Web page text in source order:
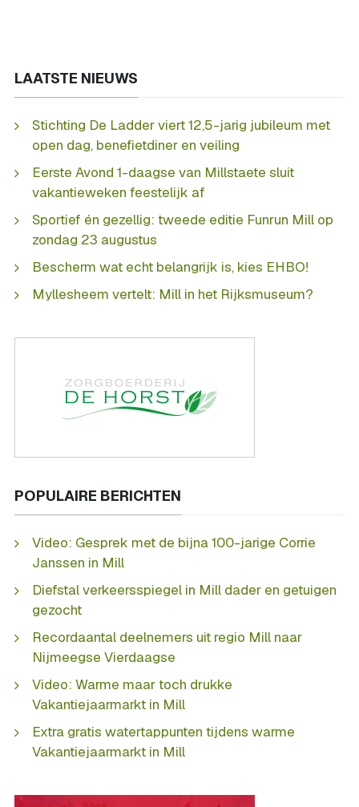
LAATSTE NIEUWS
Stichting De Ladder viert 12,5-jarig jubileum met
open dag, benefietdiner en veiling
Eerste Avond 1-daagse van Millstaete sluit
vakantieweken feestelijk af
Sportief én gezellig: tweede editie Funrun Mill op
zondag 23 augustus
Bescherm wat echt belangrijk is, kies EHBO!
Myllesheem vertelt: Mill in het Rijksmuseum?
POPULAIRE BERICHTEN
Video: Gesprek met de bijna 100-jarige Corrie
Janssen in Mill
Diefstal verkeersspiegel in Mill dader en getuigen
gezocht
Recordaantal deelnemers uit regio Mill naar
Nijmeegse Vierdaagse
Video: Warme maar toch drukke
Vakantiejaarmarkt in Mill
Extra gratis watertappunten tijdens warme
Vakantiejaarmarkt in Mill